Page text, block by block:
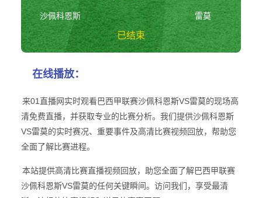
沙佩科恩斯
已结束
雷莫
在线播放：
来01直播网实时观看巴西甲联赛沙佩科恩斯VS雷莫的现场高
清免费直播，并获取专业的比赛分析。我们提供沙佩科恩斯
VS雷莫的实时赛况、重要事件及高清比赛视频回放，帮助您
全面了解比赛进程。
本站提供高清比赛直播视频回放，助您全面了解巴西甲联赛
沙佩科恩斯VS雷莫的任何关键瞬间。访问我们，享受最清